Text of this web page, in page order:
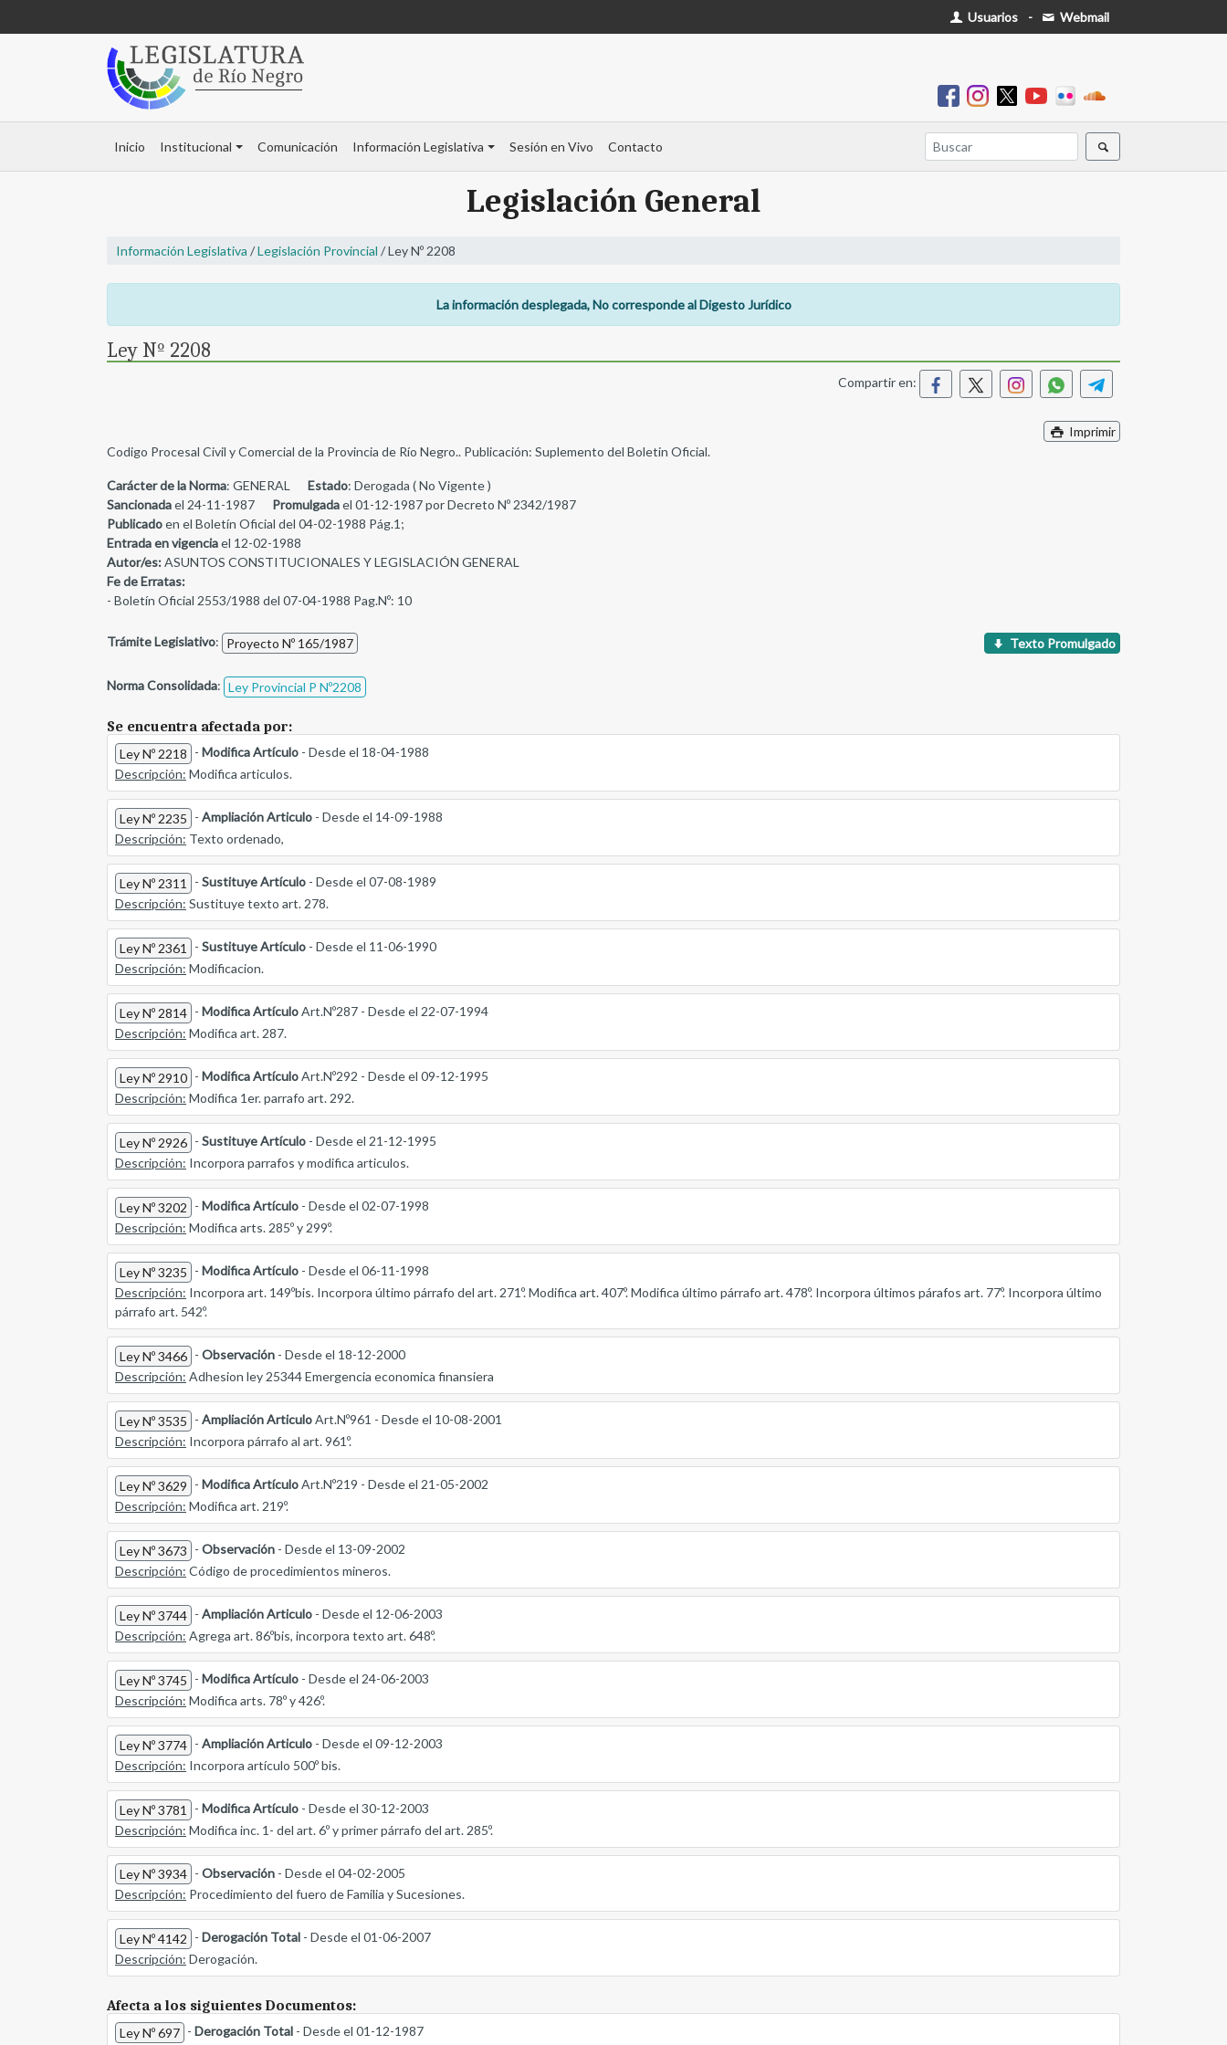
Usuarios - Webmail
Inicio Institucional Comunicación Información Legislativa Sesión en Vivo Contacto
Legislación General
Información Legislativa /Legislación Provincial / Ley Nº 2208
La información desplegada, No corresponde al Digesto Jurídico
Ley Nº 2208
Compartir en:
Imprimir
Codigo Procesal Civil y Comercial de la Provincia de Río Negro.. Publicación: Suplemento del Boletin Oficial.
Carácter de la Norma: GENERAL Estado: Derogada ( No Vigente )
Sancionadael 24-11-1987 Promulgadael 01-12-1987 por Decreto Nº 2342/1987
Publicadoen el Boletín Oficial del 04-02-1988 Pág.1;
Entrada en vigenciael 12-02-1988
Autor/es:ASUNTOS CONSTITUCIONALES Y LEGISLACIÓN GENERAL
Fe de Erratas:
- Boletín Oficial 2553/1988 del 07-04-1988 Pag.Nº: 10
Trámite Legislativo: Proyecto Nº 165/1987
Norma Consolidada: Ley Provincial P Nº2208
Texto Promulgado
Se encuentra afectada por:
Ley Nº 2218 - Modifica Artículo - Desde el 18-04-1988
Descripción: Modifica articulos.
Ley Nº 2235 - Ampliación Articulo - Desde el 14-09-1988
Descripción: Texto ordenado,
Ley Nº 2311 - Sustituye Artículo - Desde el 07-08-1989
Descripción: Sustituye texto art. 278.
Ley Nº 2361 - Sustituye Artículo - Desde el 11-06-1990
Descripción: Modificacion.
Ley Nº 2814 - Modifica ArtículoArt.Nº287 - Desde el 22-07-1994
Descripción: Modifica art. 287.
Ley Nº 2910 - Modifica ArtículoArt.Nº292 - Desde el 09-12-1995
Descripción: Modifica 1er. parrafo art. 292.
Ley Nº 2926 - Sustituye Artículo - Desde el 21-12-1995
Descripción: Incorpora parrafos y modifica articulos.
Ley Nº 3202 - Modifica Artículo - Desde el 02-07-1998
Descripción: Modifica arts. 285º y 299º.
Ley Nº 3235 - Modifica Artículo - Desde el 06-11-1998
Descripción: Incorpora art. 149ºbis. Incorpora último párrafo del art. 271º. Modifica art. 407º. Modifica último párrafo art. 478º. Incorpora últimos párafos art. 77º. Incorpora último
párrafo art. 542º.
Ley Nº 3466 - Observación - Desde el 18-12-2000
Descripción: Adhesion ley 25344 Emergencia economica finansiera
Ley Nº 3535 - Ampliación ArticuloArt.Nº961 - Desde el 10-08-2001
Descripción: Incorpora párrafo al art. 961º.
Ley Nº 3629 - Modifica ArtículoArt.Nº219 - Desde el 21-05-2002
Descripción: Modifica art. 219º.
Ley Nº 3673 - Observación - Desde el 13-09-2002
Descripción: Código de procedimientos mineros.
Ley Nº 3744 - Ampliación Articulo - Desde el 12-06-2003
Descripción: Agrega art. 86ºbis, incorpora texto art. 648º.
Ley Nº 3745 - Modifica Artículo - Desde el 24-06-2003
Descripción: Modifica arts. 78º y 426º.
Ley Nº 3774 - Ampliación Articulo - Desde el 09-12-2003
Descripción: Incorpora artículo 500º bis.
Ley Nº 3781 - Modifica Artículo - Desde el 30-12-2003
Descripción: Modifica inc. 1- del art. 6º y primer párrafo del art. 285º.
Ley Nº 3934 - Observación - Desde el 04-02-2005
Descripción: Procedimiento del fuero de Familia y Sucesiones.
Ley Nº 4142 - Derogación Total - Desde el 01-06-2007
Descripción: Derogación.
Afecta a los siguientes Documentos:
Ley Nº 697 - Derogación Total - Desde el 01-12-1987